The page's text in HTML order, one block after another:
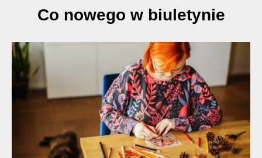
Co nowego w biuletynie